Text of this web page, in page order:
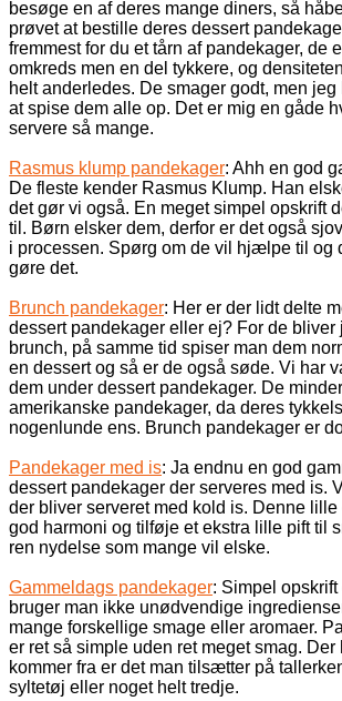
besøge en af deres mange diners, så
prøvet at bestille deres dessert
fremmest for du et tårn af pandekager, de
omkreds men en del tykkere, og
helt anderledes. De smager godt, men
at spise dem alle op. Det er mig en gåde
servere så mange.
Rasmus klump pandekager: Ahh en god
De fleste kender Rasmus Klump. Han
det gør vi også. En meget simpel opskrift
til. Børn elsker dem, derfor er det også
i processen. Spørg om de vil hjælpe til og
gøre det.
Brunch pandekager: Her er der lidt delte
dessert pandekager eller ej? For de bliver
brunch, på samme tid spiser man dem
en dessert og så er de også søde. Vi har
dem under dessert pandekager. De
amerikanske pandekager, da deres
nogenlunde ens. Brunch pandekager er
Pandekager med is: Ja endnu en god
dessert pandekager der serveres med is.
der bliver serveret med kold is. Denne
god harmoni og tilføje et ekstra lille pift til
ren nydelse som mange vil elske.
Gammeldags pandekager: Simpel
bruger man ikke unødvendige
mange forskellige smage eller aromaer.
er ret så simple uden ret meget smag. Der
kommer fra er det man tilsætter på
syltetøj eller noget helt tredje.